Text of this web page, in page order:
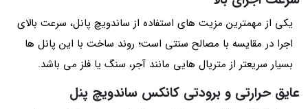
یکی از مهمترین مزیت‌ های استفاده از ساندویچ پانل، سرعت بالای
اجرا در مقایسه با مصالح سنتی است؛ روند ساخت با این پانل‌ ها
بسیار سریعتر از متریال‌ هایی مانند آجر، سنگ یا فلز می باشد.
عایق حرارتی و برودتی کانکس ساندویچ پنل